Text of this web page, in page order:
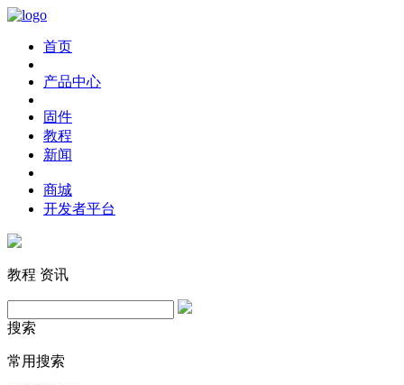
首页
产品中心
固件
教程
新闻
商城
开发者平台
教程 资讯
搜索
常用搜索